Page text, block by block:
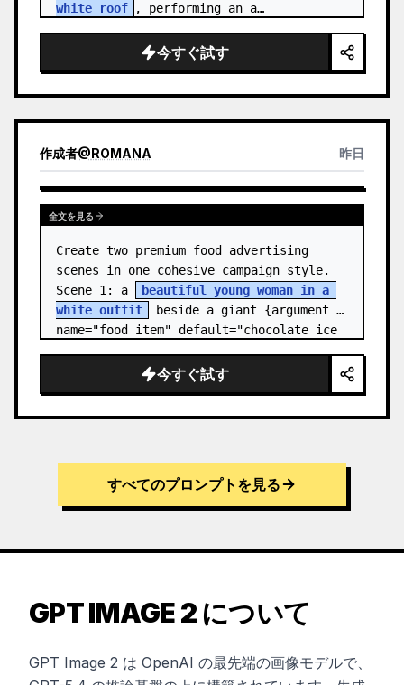
white roof
, performing an a…
今すぐ試す
作成者@ROMANA 昨日
全文を見る
Create two premium food advertising
scenes in one cohesive campaign style.
Scene 1: a
beautiful young woman in a
white outfit
beside a giant {argument
name="food item" default="chocolate ice
今すぐ試す
すべてのプロンプトを見る
GPT IMAGE 2 について
GPT Image 2 は OpenAI の最先端の画像モデルで、